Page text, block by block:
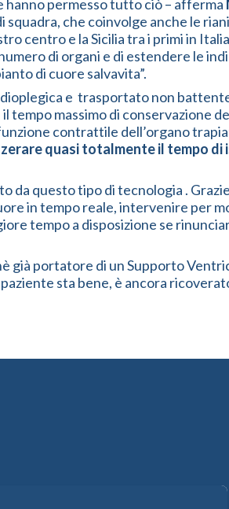
hanno permesso tutto ciò – afferma
che coinvolge anche le
centro e la Sicilia tra i primi in
di organi e di estendere le
di cuore salvavita”.
e trasportato non
massimo di conservazione
contrattile dell’organo
quasi totalmente il tempo di
da questo tipo di tecnologia .
in tempo reale, intervenire per
tempo a disposizione se
già portatore di un Supporto
sta bene, è ancora